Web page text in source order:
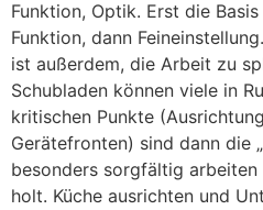
Funktion, Optik. Erst die
Funktion, dann
ist außerdem, die Arbeit zu
Schubladen können viele in
kritischen Punkte
Gerätefronten) sind dann die
besonders sorgfältig
holt. Küche ausrichten und